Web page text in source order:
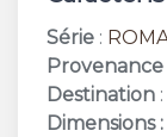
Série :
Provenance
Destination
Dimensions